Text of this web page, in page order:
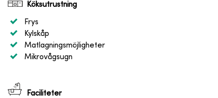
Köksutrustning
Frys
Kylskåp
Matlagningsmöjligheter
Mikrovågsugn
Faciliteter